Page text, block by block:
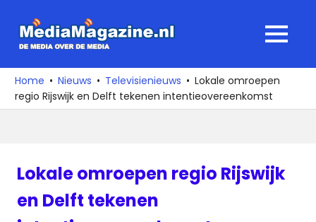
naar
media
over
de
MENU
Home Nieuws Televisienieuws
Lokale omroepen
regio Rijswijk en Delft tekenen intentieovereenkomst
Lokale omroepen regio Rijswijk
en Delft tekenen